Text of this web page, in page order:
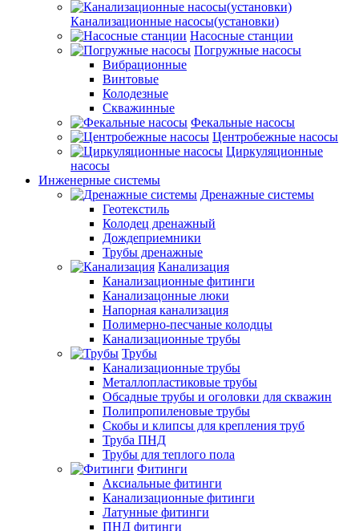
Канализационные насосы(установки)
Насосные станции
Погружные насосы
Вибрационные
Винтовые
Колодезные
Скважинные
Фекальные насосы
Центробежные насосы
Циркуляционные
насосы
Инженерные системы
Дренажные системы
Геотекстиль
Колодец дренажный
Дождеприемники
Трубы дренажные
Канализация
Канализационные фитинги
Канализацонные люки
Напорная канализация
Полимерно-песчаные колодцы
Канализационные трубы
Трубы
Канализационные трубы
Металлопластиковые трубы
Обсадные трубы и оголовки для скважин
Полипропиленовые трубы
Скобы и клипсы для крепления труб
Труба ПНД
Трубы для теплого пола
Фитинги
Аксиальные фитинги
Канализационные фитинги
Латунные фитинги
ПНД фитинги